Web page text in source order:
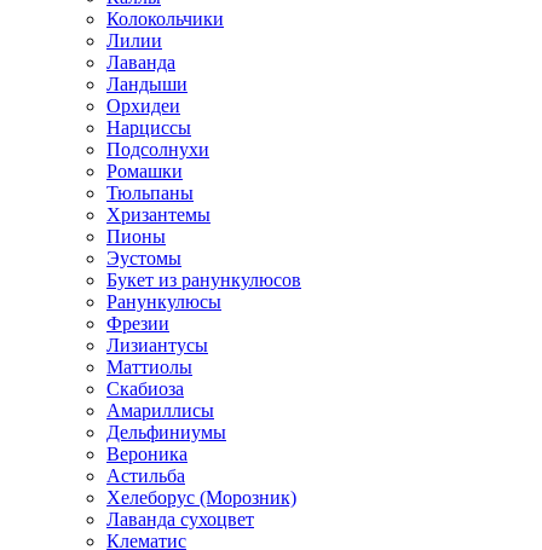
Колокольчики
Лилии
Лаванда
Ландыши
Орхидеи
Нарциссы
Подсолнухи
Ромашки
Тюльпаны
Хризантемы
Пионы
Эустомы
Букет из ранункулюсов
Ранункулюсы
Фрезии
Лизиантусы
Маттиолы
Скабиоза
Амариллисы
Дельфиниумы
Вероника
Астильба
Хелеборус (Морозник)
Лаванда сухоцвет
Клематис